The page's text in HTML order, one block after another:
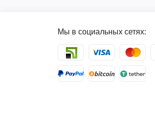
Мы в социальных сетях: